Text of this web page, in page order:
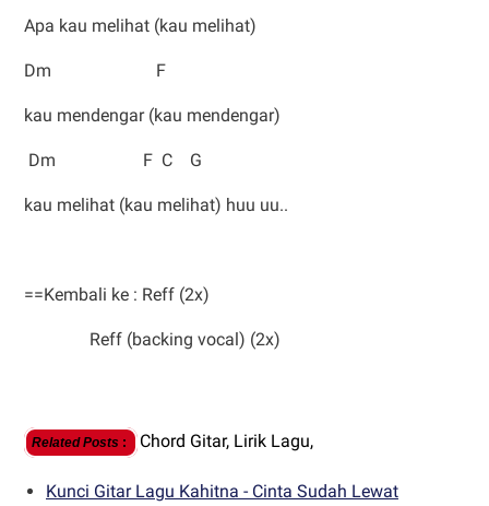
Apa kau melihat (kau melihat)
Dm F
kau mendengar (kau mendengar)
Dm F C G
kau melihat (kau melihat) huu uu..
==Kembali ke : Reff (2x)
Reff (backing vocal) (2x)
Related Posts : Chord Gitar, Lirik Lagu,
Kunci Gitar Lagu Kahitna - Cinta Sudah Lewat